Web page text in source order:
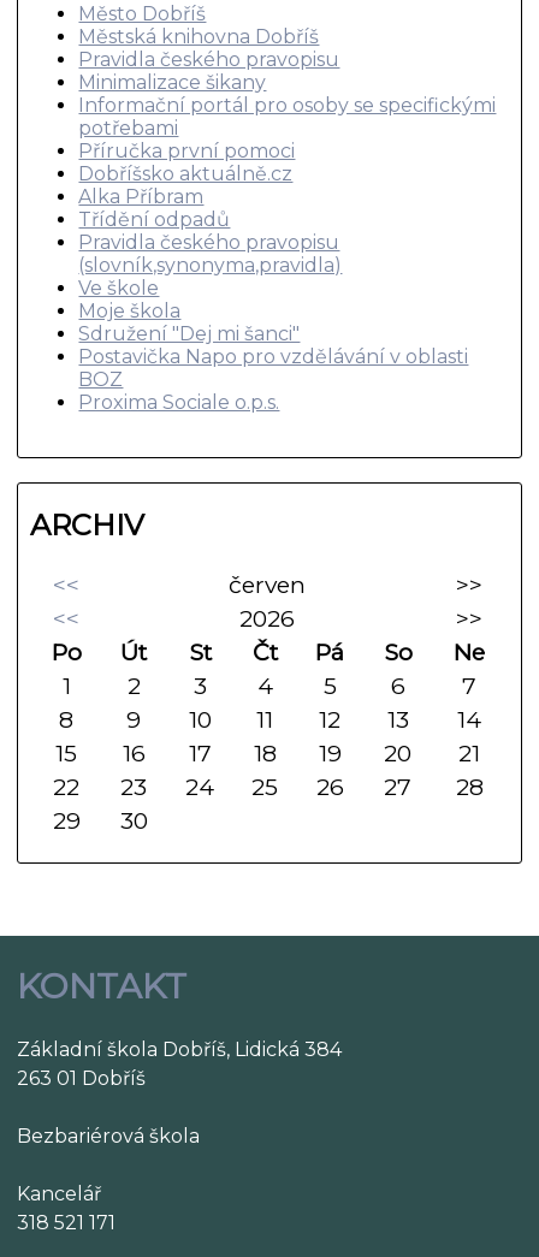
Město Dobříš
Městská knihovna Dobříš
Pravidla českého pravopisu
Minimalizace šikany
Informační portál pro osoby se specifickými
potřebami
Příručka první pomoci
Dobříšsko aktuálně.cz
Alka Příbram
Třídění odpadů
Pravidla českého pravopisu
(slovník,synonyma,pravidla)
Ve škole
Moje škola
Sdružení "Dej mi šanci"
Postavička Napo pro vzdělávání v oblasti
BOZ
Proxima Sociale o.p.s.
ARCHIV
<< červen
>>
<<
2026
>>
Po
Út St Čt Pá So
Ne
1
2 3 4 5 6
7
8
9 10 11 12 13
14
15
16 17 18 19 20
21
22
23 24 25 26 27
28
29
30
KONTAKT
Základní škola Dobříš, Lidická 384
263 01 Dobříš
Bezbariérová škola
Kancelář
318 521 171